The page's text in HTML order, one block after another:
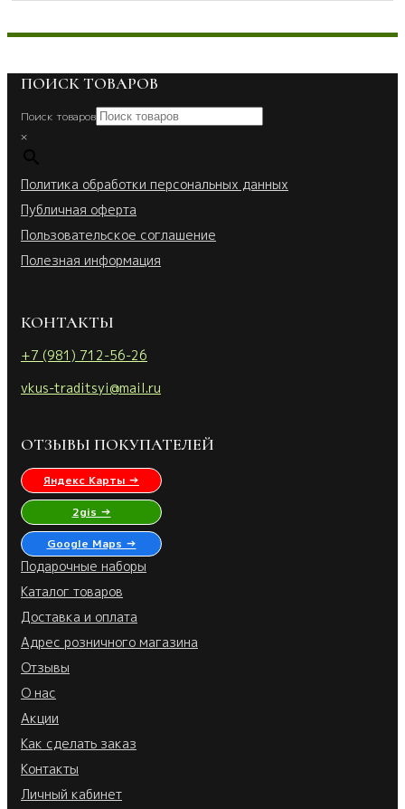
ПОИСК ТОВАРОВ
Поиск товаров
×
Политика обработки персональных данных
Публичная оферта
Пользовательское соглашение
Полезная информация
КОНТАКТЫ
+7 (981) 712-56-26
vkus-traditsyi@mail.ru
ОТЗЫВЫ ПОКУПАТЕЛЕЙ
Яндекс Карты →
2gis →
Google Maps →
Подарочные наборы
Каталог товаров
Доставка и оплата
Адрес розничного магазина
Отзывы
О нас
Акции
Как сделать заказ
Контакты
Личный кабинет